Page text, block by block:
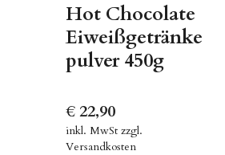
Hot Chocolate
Eiweißgetränke
pulver 450g
€ 22,90
inkl. MwSt zzgl.
Versandkosten